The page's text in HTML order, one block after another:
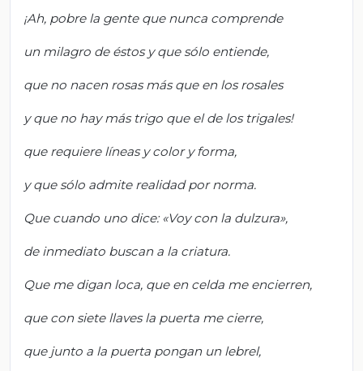
¡Ah, pobre la gente que nunca comprende
un milagro de éstos y que sólo entiende,
que no nacen rosas más que en los rosales
y que no hay más trigo que el de los trigales!
que requiere líneas y color y forma,
y que sólo admite realidad por norma.
Que cuando uno dice: «Voy con la dulzura»,
de inmediato buscan a la criatura.
Que me digan loca, que en celda me encierren,
que con siete llaves la puerta me cierre,
que junto a la puerta pongan un lebrel,